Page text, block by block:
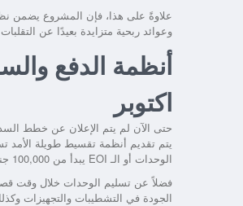
علاوةً على هذا، فإن المشروع يضمن
وعوائد ربحية متزايدة بعيدًا عن
أنظمة الدفع
اكتوبر
حتى الآن لم يتم الإعلان عن خطط
يتم تقديم أنظمة تقسيط طويلة الأمد
الوحدات أو الـ EOI يبدأ من 100,000 جنيهًا مصريًا.
الجودة في التشطيبات والتجهيزات